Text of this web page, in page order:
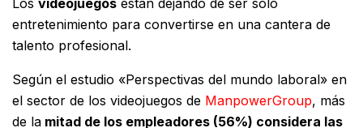
Los videojuegos están dejando de ser sólo
entretenimiento para convertirse en una cantera de
talento profesional.
Según el estudio «Perspectivas del mundo laboral» en
el sector de los videojuegos de ManpowerGroup, más
de la mitad de los empleadores (56%) considera las